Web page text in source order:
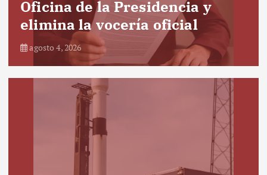
Oficina de la Presidencia y
elimina la vocería oficial
agosto 4, 2026